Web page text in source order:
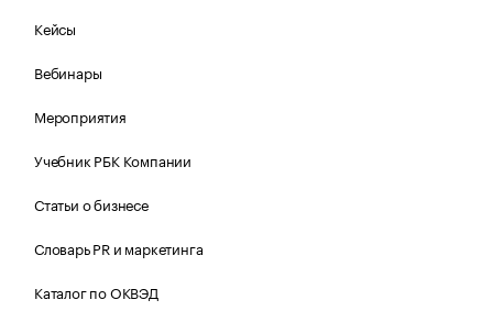
Кейсы
Вебинары
Мероприятия
Учебник РБК Компании
Статьи о бизнесе
Словарь PR и маркетинга
Каталог по ОКВЭД